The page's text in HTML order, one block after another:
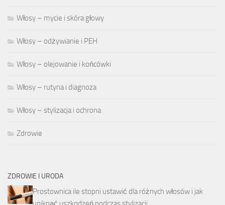
Włosy – mycie i skóra głowy
Włosy – odżywianie i PEH
Włosy – olejowanie i końcówki
Włosy – rutyna i diagnoza
Włosy – stylizacja i ochrona
Zdrowie
ZDROWIE I URODA
Prostownica ile stopni ustawić dla różnych włosów i jak